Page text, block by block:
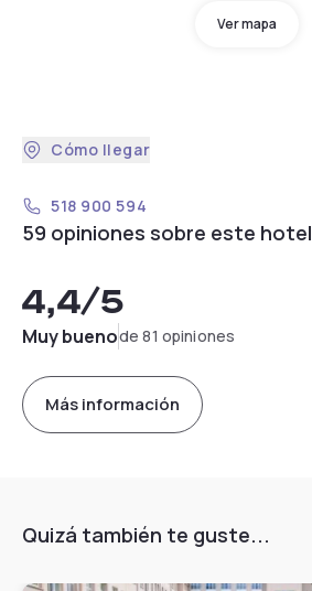
Ver mapa
Cómo llegar
518 900 594
59 opiniones sobre este hotel
4,4/5
Muy buenode 81 opiniones
Más información
Quizá también te guste...